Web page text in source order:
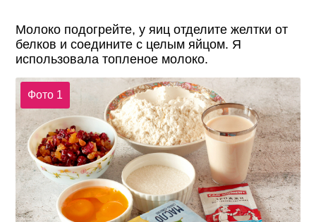
Молоко подогрейте, у яиц отделите желтки от
белков и соедините с целым яйцом. Я
использовала топленое молоко.
Фото 1